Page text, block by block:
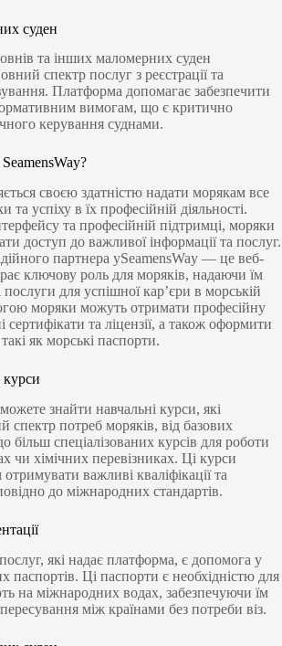
суден
та інших маломерних суден
спектр послуг з реєстрації та
Платформа допомагає забезпечити
вимогам, що є критично
керування суднами.
своєю здатністю надати морякам все
та успіху в їх професійній діяльності.
та професійній підтримці, моряки
доступ до важливої інформації та послуг.
партнера уSeamensWay — це веб-
ключову роль для моряків, надаючи їм
послуги для успішної кар’єри в морській
моряки можуть отримати професійну
сертифікати та ліцензії, а також оформити
як морські паспорти.
курси
знайти навчальні курси, які
потреб моряків, від базових
більш спеціалізованих курсів для роботи
чи хімічних перевізниках. Ці курси
важливі кваліфікації та
до міжнародних стандартів.
які надає платформа, є допомога у
паспортів. Ці паспорти є необхідністю для
на міжнародних водах, забезпечуючи їм
між країнами без потреби віз.